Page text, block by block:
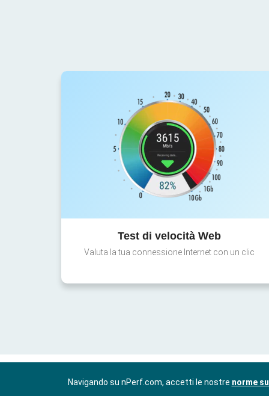
Test di velocità Web
Valuta la tua connessione Internet con un clic
Navigando su nPerf.com, accetti le nostre norme